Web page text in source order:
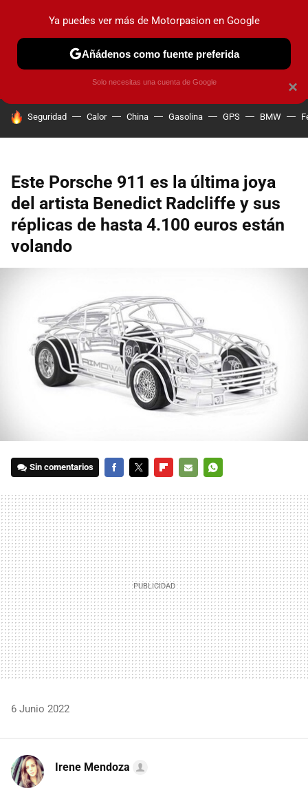
PRUEBAS COCHES ELÉCTRICOS OBSERVATORIO
HOY SE HABLA DE
Seguridad Calor China Gasolina GPS BMW
Este Porsche 911 es la última joya
del artista Benedict Radcliffe y sus
réplicas de hasta 4.100 euros están
volando
Sin comentarios
MAIL
6 Junio 2022
Irene Mendoza
×
Ya puedes ver más de Motorpasion en Google
Añádenos como fuente preferida
Solo necesitas una cuenta de Google